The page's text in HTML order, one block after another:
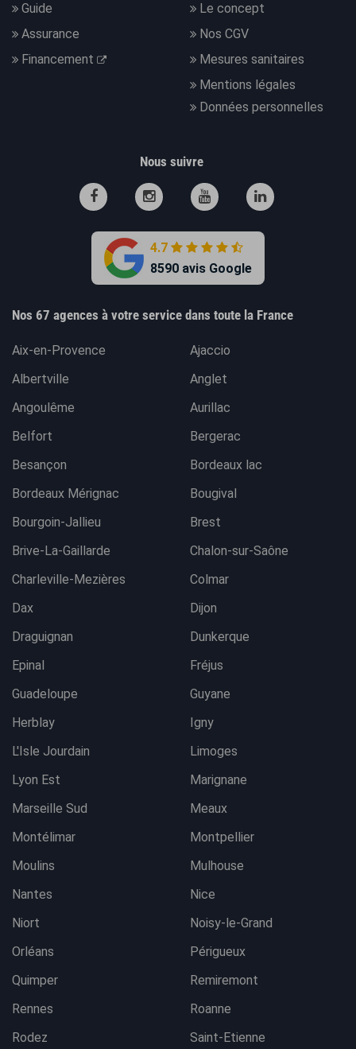
Guide
Assurance
Financement
Le concept
Nos CGV
Mesures sanitaires
Mentions légales
Données personnelles
Nous suivre
4.7
8590 avis Google
Nos 67 agences à votre service dans toute la France
Aix-en-Provence
Ajaccio
Albertville
Anglet
Angoulême
Aurillac
Belfort
Bergerac
Besançon
Bordeaux lac
Bordeaux Mérignac
Bougival
Bourgoin-Jallieu
Brest
Brive-La-Gaillarde
Chalon-sur-Saône
Charleville-Mezières
Colmar
Dax
Dijon
Draguignan
Dunkerque
Epinal
Fréjus
Guadeloupe
Guyane
Herblay
Igny
L'Isle Jourdain
Limoges
Lyon Est
Marignane
Marseille Sud
Meaux
Montélimar
Montpellier
Moulins
Mulhouse
Nantes
Nice
Niort
Noisy-le-Grand
Orléans
Périgueux
Quimper
Remiremont
Rennes
Roanne
Rodez
Saint-Etienne